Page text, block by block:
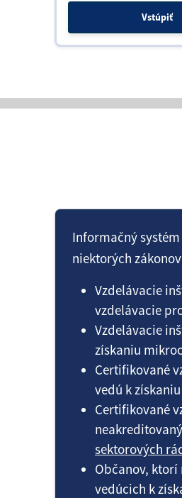
Vstúpiť
Informačný
niektorých
Vzdelávacie
vzdelávacie
Vzdelávacie
získaniu
Certifikované
vedú k
Certifikované
sektorových
Občanov,
vedúcich k